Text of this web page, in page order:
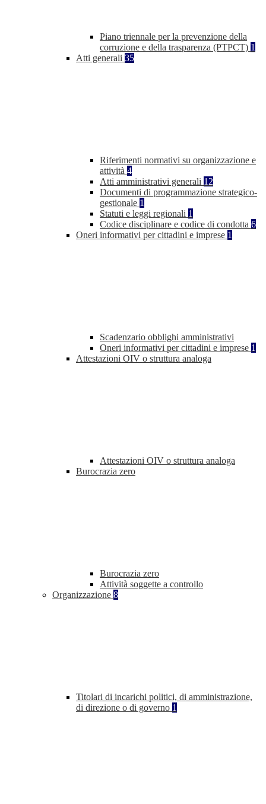
Piano triennale per la prevenzione della
corruzione e della trasparenza (PTPCT) 1
Atti generali 35
Riferimenti normativi su organizzazione e
attività 4
Atti amministrativi generali 12
Documenti di programmazione strategico-
gestionale 1
Statuti e leggi regionali 1
Codice disciplinare e codice di condotta 6
Oneri informativi per cittadini e imprese 1
Scadenzario obblighi amministrativi
Oneri informativi per cittadini e imprese 1
Attestazioni OIV o struttura analoga
Attestazioni OIV o struttura analoga
Burocrazia zero
Burocrazia zero
Attività soggette a controllo
Organizzazione 8
Titolari di incarichi politici, di amministrazione,
di direzione o di governo 1